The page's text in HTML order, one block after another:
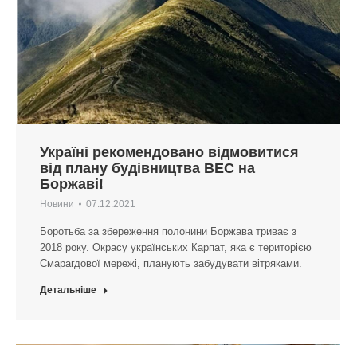
Україні рекомендовано відмовитися
від плану будівництва ВЕС на
Боржаві!
Новини 07.12.2021
Боротьба за збереження полонини Боржава триває з
2018 року. Окрасу українських Карпат, яка є територією
Смарагдової мережі, планують забудувати вітряками.
Детальніше